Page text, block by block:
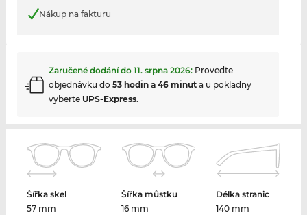
Nákup na fakturu
Zaručené dodání do 11. srpna 2026: Proveďte
objednávku do 53 hodin a 46 minuta u pokladny
vyberte UPS-Express.
Šířka skel
57 mm
Šířka můstku
16 mm
Délka stranic
140 mm